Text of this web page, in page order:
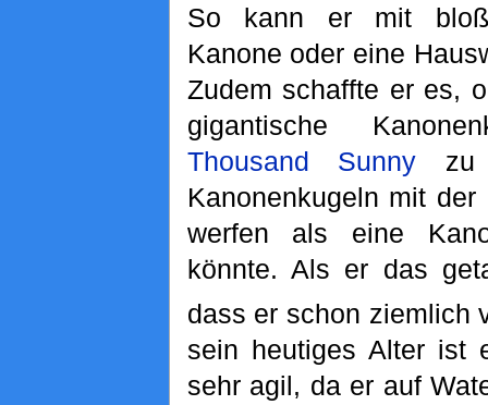
So kann er mit
Kanone oder eine
Zudem schaffte er es,
gigantische
Thousand Sunny zu
Kanonenkugeln mit
werfen als eine
könnte. Als er das
dass er schon ziemlich
sein heutiges Alter ist
sehr agil, da er auf